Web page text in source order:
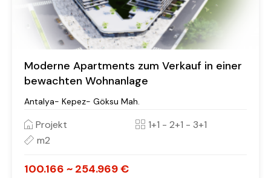
Moderne Apartments zum Verkauf in einer
bewachten Wohnanlage
Antalya- Kepez- Göksu Mah.
Projekt
1+1 - 2+1 - 3+1
m2
100.166 ~ 254.969 €